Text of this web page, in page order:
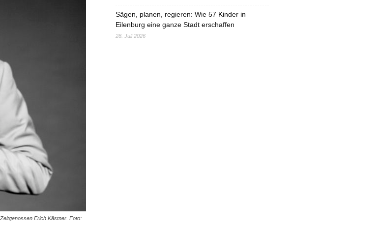
Erich Kästner. Foto:
Sägen, planen, regieren: Wie 57 Kinder in
Eilenburg eine ganze Stadt erschaffen
28. Juli 2026